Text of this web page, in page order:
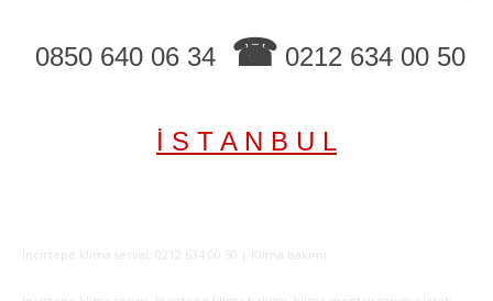
0850 640 06 34 ☎ 0212 634 00 50
İ S T A N B U L
İncirtepe klima servisi; 0212 634 00 50 | Klima bakımı